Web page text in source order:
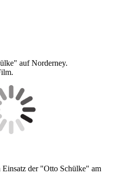
auf Norderney.
der "Otto Schülke" am